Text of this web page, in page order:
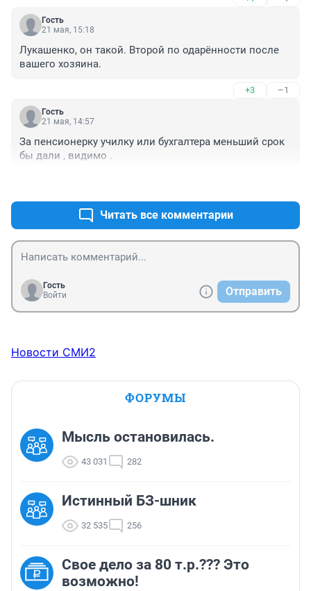
Гость
21 мая, 15:18
Лукашенко, он такой. Второй по одарённости после
вашего хозяина.
+3 –1
Гость
21 мая, 14:57
За пенсионерку училку или бухгалтера меньший срок
бы дали , видимо .
Читать все комментарии
Гость
Войти
Отправить
Новости СМИ2
ФОРУМЫ
Мысль остановилась.
43 031 282
Истинный БЗ-шник
32 535 256
Свое дело за 80 т.р.??? Это
возможно!